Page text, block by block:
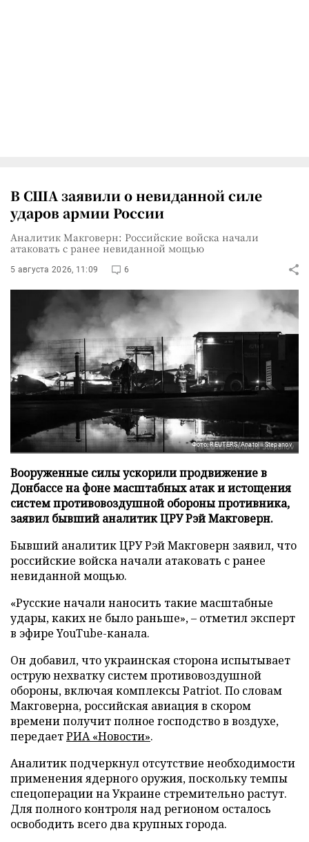
В США заявили о невиданной силе
ударов армии России
Аналитик Макговерн: Российские войска начали
атаковать с ранее невиданной мощью
5 августа 2026, 11:09 6
Фото: REUTERS/Anatolii Stepanov
Вооруженные силы ускорили продвижение в
Донбассе на фоне масштабных атак и истощения
систем противовоздушной обороны противника,
заявил бывший аналитик ЦРУ Рэй Макговерн.
Бывший аналитик ЦРУ Рэй Макговерн заявил, что
российские войска начали атаковать с ранее
невиданной мощью.
«Русские начали наносить такие масштабные
удары, каких не было раньше», – отметил эксперт
в эфире YouTube-канала.
Он добавил, что украинская сторона испытывает
острую нехватку систем противовоздушной
обороны, включая комплексы Patriot. По словам
Макговерна, российская авиация в скором
времени получит полное господство в воздухе,
передаетРИА «Новости».
Аналитик подчеркнул отсутствие необходимости
применения ядерного оружия, поскольку темпы
спецоперации на Украине стремительно растут.
Для полного контроля над регионом осталось
освободить всего два крупных города.